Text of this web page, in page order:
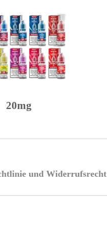
20mg
und Widerrufsrecht